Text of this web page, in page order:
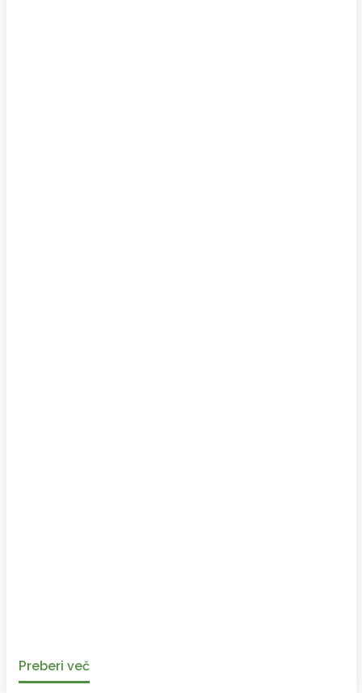
Preberi več